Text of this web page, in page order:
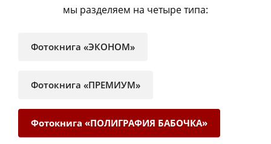
мы разделяем на четыре типа:
Фотокнига «ЭКОНОМ»
Фотокнига «ПРЕМИУМ»
Фотокнига «ПОЛИГРАФИЯ БАБОЧКА»